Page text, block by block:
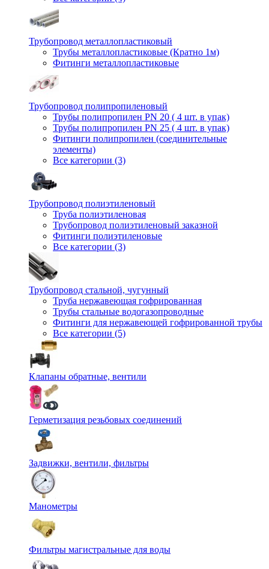
Трубопровод металлопластиковый
Трубы металлопластиковые (Кратно 1м)
Фитинги металлопластиковые
Трубопровод полипропиленовый
Трубы полипропилен PN 20 ( 4 шт. в упак)
Трубы полипропилен PN 25 ( 4 шт. в упак)
Фитинги полипропилен (cоединительные
элементы)
Все категории (3)
Трубопровод полиэтиленовый
Труба полиэтиленовая
Трубопровод полиэтиленовый заказной
Фитинги полиэтиленовые
Все категории (3)
Трубопровод стальной, чугунный
Труба нержавеющая гофрированная
Трубы стальные водогазопроводные
Фитинги для нержавеющей гофрированной трубы
Все категории (5)
Клапаны обратные, вентили
Герметизация резьбовых соединений
Задвижки, вентили, фильтры
Манометры
Фильтры магистральные для воды